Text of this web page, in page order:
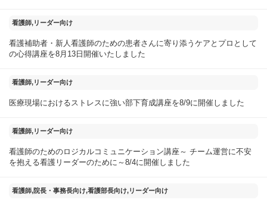
2025年08月14日
看護師,リーダー向け
看護補助者・新人看護師のための患者さんに寄り添うケアとプロとして
の心得講座を8月13日開催いたしました
2025年08月10日
看護師,リーダー向け
医療現場におけるストレスに強い部下育成講座を8/9に開催しました
2025年08月05日
看護師,リーダー向け
看護師のためのロジカルコミュニケーション講座～ チーム運営に不安
を抱える看護リーダーのために～8/4に開催しました
2025年07月30日
看護師,院長・事務長向け,看護部長向け,リーダー向け